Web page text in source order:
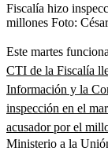
Fiscalía hizo
millones Foto:
Este martes
CTI de la Fiscalía
Información y la
inspección en el
acusador por el
Ministerio a la